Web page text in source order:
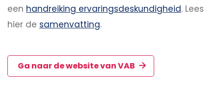
een handreiking ervaringsdeskundigheid. Lees
hier de samenvatting.
Ga naar de website van VAB